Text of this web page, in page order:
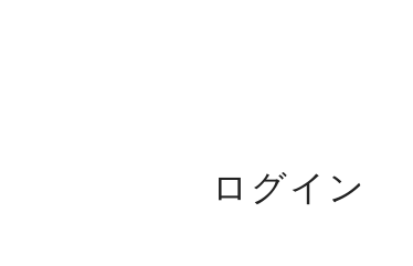
ブレルノ
ログイン